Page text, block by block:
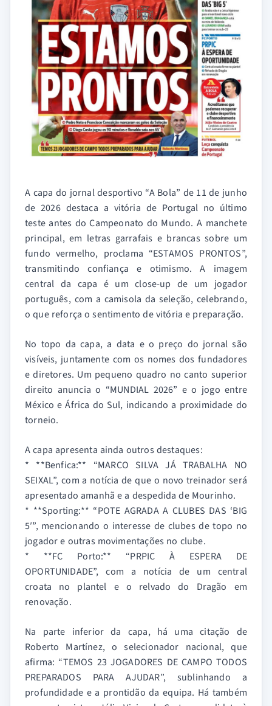
A capa do jornal desportivo “A Bola” de 11 de junho
de 2026 destaca a vitória de Portugal no último
teste antes do Campeonato do Mundo. A manchete
principal, em letras garrafais e brancas sobre um
fundo vermelho, proclama “ESTAMOS PRONTOS”,
transmitindo confiança e otimismo. A imagem
central da capa é um close-up de um jogador
português, com a camisola da seleção, celebrando,
o que reforça o sentimento de vitória e preparação.
No topo da capa, a data e o preço do jornal são
visíveis, juntamente com os nomes dos fundadores
e diretores. Um pequeno quadro no canto superior
direito anuncia o “MUNDIAL 2026” e o jogo entre
México e África do Sul, indicando a proximidade do
torneio.
A capa apresenta ainda outros destaques:
* **Benfica:** “MARCO SILVA JÁ TRABALHA NO
SEIXAL”, com a notícia de que o novo treinador será
apresentado amanhã e a despedida de Mourinho.
* **Sporting:** “POTE AGRADA A CLUBES DAS ‘BIG
5′”, mencionando o interesse de clubes de topo no
jogador e outras movimentações no clube.
* **FC Porto:** “PRPIC À ESPERA DE
OPORTUNIDADE”, com a notícia de um central
croata no plantel e o relvado do Dragão em
renovação.
Na parte inferior da capa, há uma citação de
Roberto Martínez, o selecionador nacional, que
afirma: “TEMOS 23 JOGADORES DE CAMPO TODOS
PREPARADOS PARA AJUDAR”, sublinhando a
profundidade e a prontidão da equipa. Há também